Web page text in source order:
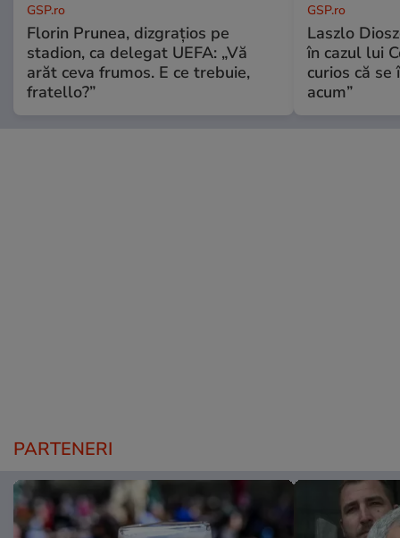
GSP.ro
Florin Prunea, dizgrațios pe
stadion, ca delegat UEFA: „Vă
arăt ceva frumos. E ce trebuie,
fratello?”
GSP.ro
Laszlo
în cazul lui
curios că
acum”
PARTENERI